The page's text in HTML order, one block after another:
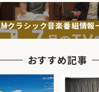
クラシック音楽番組情報
おすすめ記事